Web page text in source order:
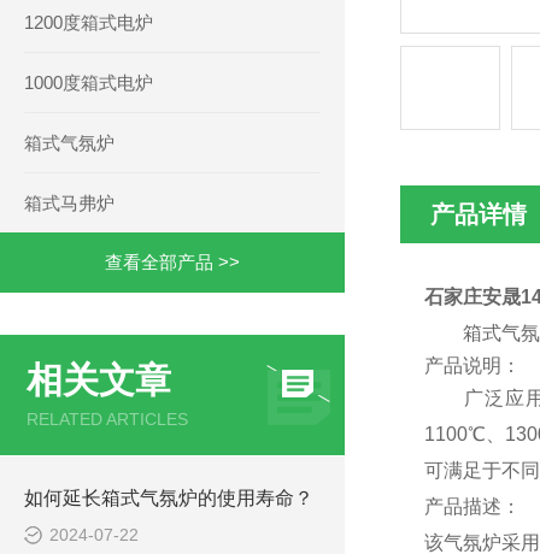
1200度箱式电炉
1000度箱式电炉
箱式气氛炉
箱式马弗炉
查看全部产品 >>
相关文章
RELATED ARTICLES
如何延长箱式气氛炉的使用寿命？
2024-07-22
产品详情
石家庄安晟
箱式气氛实
产品说明：
广泛应用
1100℃、
可满足于不
产品描述：
该气氛炉采